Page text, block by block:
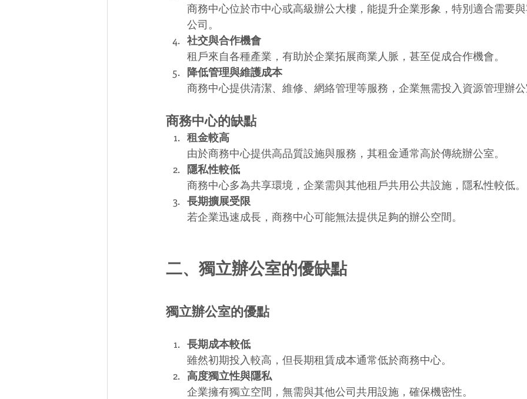
商務中心位於市中心或高級辦公大樓，能提升企業形象，特別適合需要
公司。
社交與合作機會
租戶來自各種產業，有助於企業拓展商業人脈，甚至促成合作機會。
降低管理與維護成本
商務中心提供清潔、維修、網絡管理等服務，企業無需投入資源管理辦
商務中心的缺點
租金較高
由於商務中心提供高品質設施與服務，其租金通常高於傳統辦公室。
隱私性較低
商務中心多為共享環境，企業需與其他租戶共用公共設施，隱私性較低。
長期擴展受限
若企業迅速成長，商務中心可能無法提供足夠的辦公空間。
二、獨立辦公室的優缺點
獨立辦公室的優點
長期成本較低
雖然初期投入較高，但長期租賃成本通常低於商務中心。
高度獨立性與隱私
企業擁有獨立空間，無需與其他公司共用設施，確保機密性。